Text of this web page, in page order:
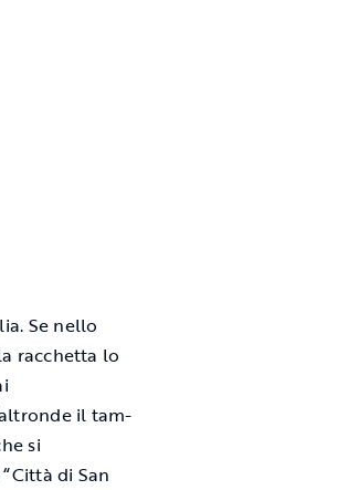
Se nello
racchetta lo
il tam-
si
di San